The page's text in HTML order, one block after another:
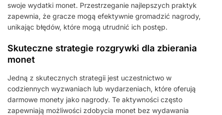
swoje wydatki monet. Przestrzeganie najlepszych praktyk
zapewnia, że gracze mogą efektywnie gromadzić nagrody,
unikając błędów, które mogą utrudnić ich postęp.
Skuteczne strategie rozgrywki dla zbierania
monet
Jedną z skutecznych strategii jest uczestnictwo w
codziennych wyzwaniach lub wydarzeniach, które oferują
darmowe monety jako nagrody. Te aktywności często
zapewniają możliwości zdobycia monet bez wydawania